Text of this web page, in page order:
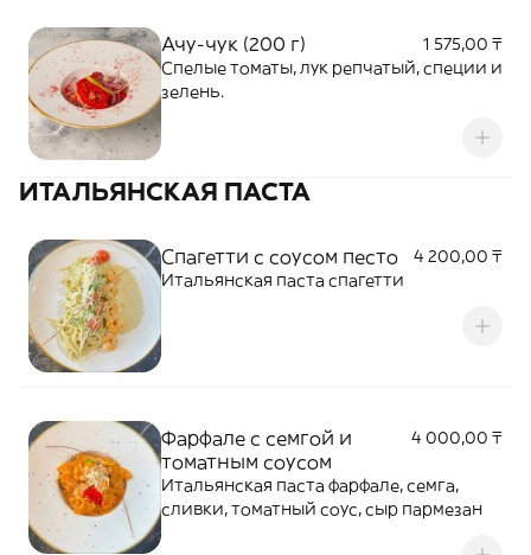
Ачу-чук (200 г)
1 575,00 ₸
Спелые томаты, лук репчатый, специи и
зелень.
ИТАЛЬЯНСКАЯ ПАСТА
Спагетти с соусом песто
4 200,00 ₸
Итальянская паста спагетти
Фарфале с семгой и
томатным соусом
4 000,00 ₸
Итальянская паста фарфале, семга,
сливки, томатный соус, сыр пармезан